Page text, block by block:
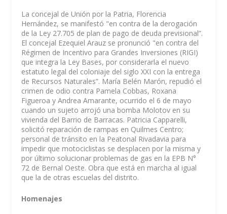
La concejal de Unión por la Patria, Florencia
Hernández, se manifestó "en contra de la derogación
de la Ley 27.705 de plan de pago de deuda previsional”.
El concejal Ezequiel Arauz se pronunció "en contra del
Régimen de Incentivo para Grandes Inversiones (RIGI)
que integra la Ley Bases, por considerarla el nuevo
estatuto legal del coloniaje del siglo XXI con la entrega
de Recursos Naturales”. María Belén Marón, repudió el
crimen de odio contra Pamela Cobbas, Roxana
Figueroa y Andrea Amarante, ocurrido el 6 de mayo
cuando un sujeto arrojó una bomba Molotov en su
vivienda del Barrio de Barracas. Patricia Capparelli,
solicitó reparación de rampas en Quilmes Centro;
personal de tránsito en la Peatonal Rivadavia para
impedir que motociclistas se desplacen por la misma y
por último solucionar problemas de gas en la EPB N°
72 de Bernal Oeste. Obra que está en marcha al igual
que la de otras escuelas del distrito.
Homenajes